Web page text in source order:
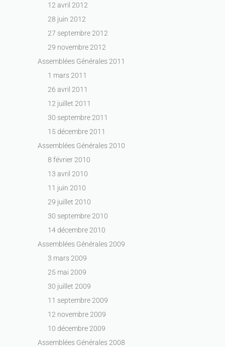
12 avril 2012
28 juin 2012
27 septembre 2012
29 novembre 2012
Assemblées Générales 2011
1 mars 2011
26 avril 2011
12 juillet 2011
30 septembre 2011
15 décembre 2011
Assemblées Générales 2010
8 février 2010
13 avril 2010
11 juin 2010
29 juillet 2010
30 septembre 2010
14 décembre 2010
Assemblées Générales 2009
3 mars 2009
25 mai 2009
30 juillet 2009
11 septembre 2009
12 novembre 2009
10 décembre 2009
Assemblées Générales 2008